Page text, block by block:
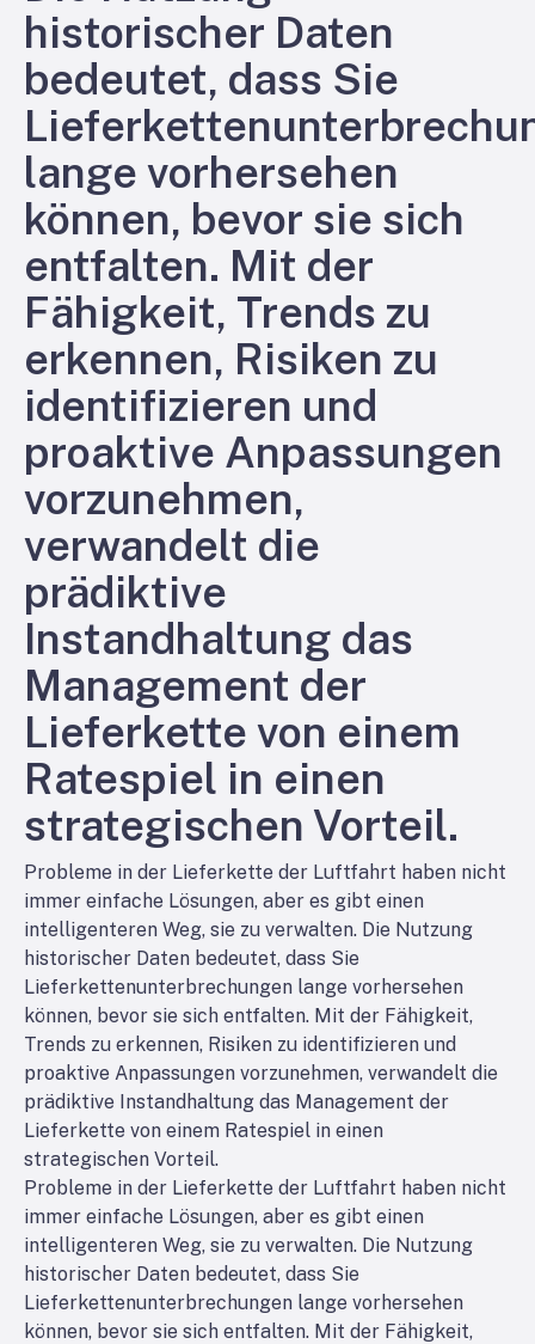
historischer Daten
bedeutet, dass Sie
lange vorhersehen
können, bevor sie sich
entfalten. Mit der
Fähigkeit, Trends zu
erkennen, Risiken zu
identifizieren und
proaktive Anpassungen
vorzunehmen,
verwandelt die
prädiktive
Instandhaltung das
Management der
Lieferkette von einem
Ratespiel in einen
strategischen Vorteil.
Probleme in der Lieferkette der Luftfahrt haben nicht
immer einfache Lösungen, aber es gibt einen
intelligenteren Weg, sie zu verwalten. Die Nutzung
historischer Daten bedeutet, dass Sie
Lieferkettenunterbrechungen lange vorhersehen
können, bevor sie sich entfalten. Mit der Fähigkeit,
Trends zu erkennen, Risiken zu identifizieren und
proaktive Anpassungen vorzunehmen, verwandelt die
prädiktive Instandhaltung das Management der
Lieferkette von einem Ratespiel in einen
strategischen Vorteil.
Probleme in der Lieferkette der Luftfahrt haben nicht
immer einfache Lösungen, aber es gibt einen
intelligenteren Weg, sie zu verwalten. Die Nutzung
historischer Daten bedeutet, dass Sie
Lieferkettenunterbrechungen lange vorhersehen
können, bevor sie sich entfalten. Mit der Fähigkeit,